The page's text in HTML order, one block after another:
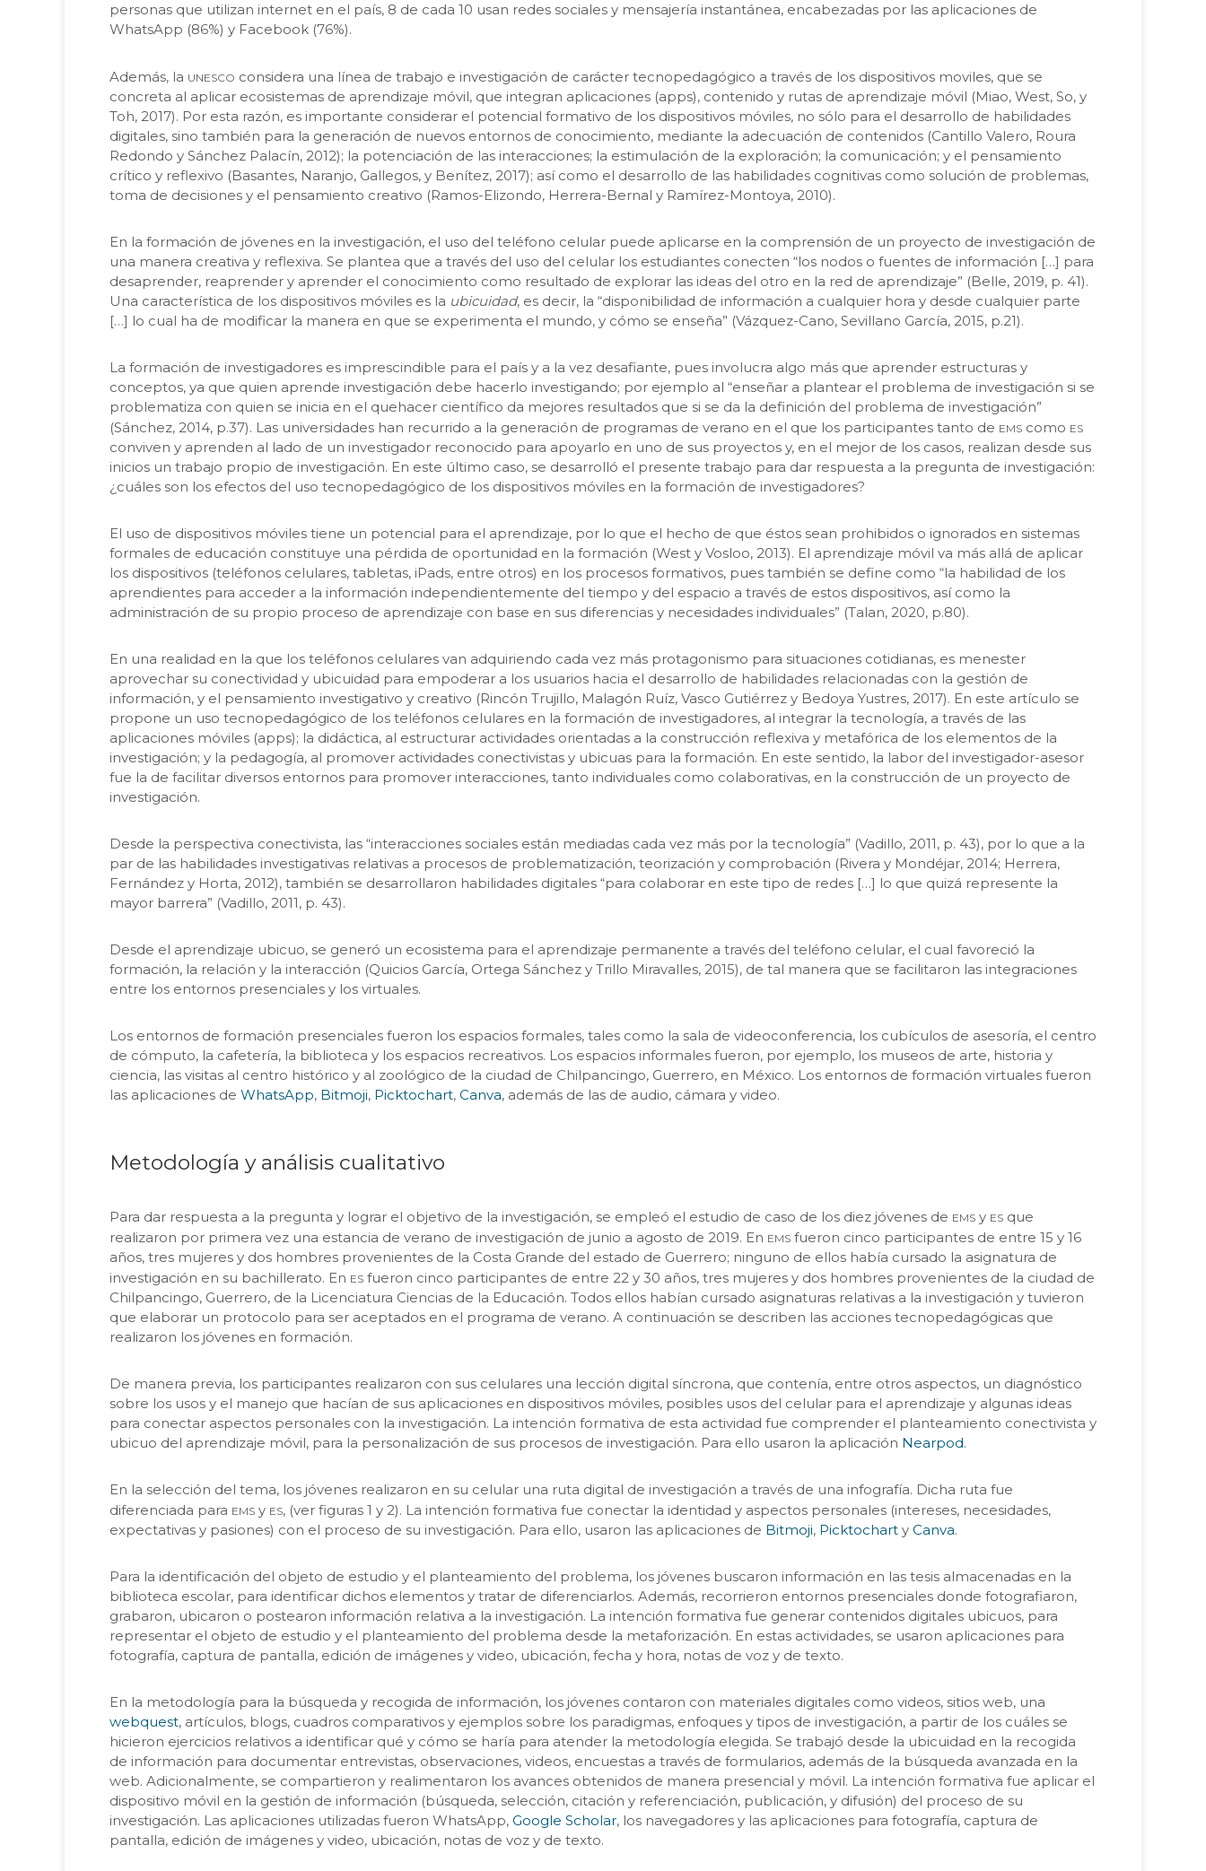
personas que utilizan internet en el país, 8 de cada 10 usan redes sociales y mensajería instantánea, encabezadas por las aplicaciones de
WhatsApp (86%) y Facebook (76%).
Además, la unesco considera una línea de trabajo e investigación de carácter tecnopedagógico a través de los dispositivos moviles, que se
concreta al aplicar ecosistemas de aprendizaje móvil, que integran aplicaciones (apps), contenido y rutas de aprendizaje móvil (Miao, West, So, y
Toh, 2017). Por esta razón, es importante considerar el potencial formativo de los dispositivos móviles, no sólo para el desarrollo de habilidades
digitales, sino también para la generación de nuevos entornos de conocimiento, mediante la adecuación de contenidos (Cantillo Valero, Roura
Redondo y Sánchez Palacín, 2012); la potenciación de las interacciones; la estimulación de la exploración; la comunicación; y el pensamiento
crítico y reflexivo (Basantes, Naranjo, Gallegos, y Benítez, 2017); así como el desarrollo de las habilidades cognitivas como solución de problemas,
toma de decisiones y el pensamiento creativo (Ramos-Elizondo, Herrera-Bernal y Ramírez-Montoya, 2010).
En la formación de jóvenes en la investigación, el uso del teléfono celular puede aplicarse en la comprensión de un proyecto de investigación de
una manera creativa y reflexiva. Se plantea que a través del uso del celular los estudiantes conecten “los nodos o fuentes de información […] para
desaprender, reaprender y aprender el conocimiento como resultado de explorar las ideas del otro en la red de aprendizaje” (Belle, 2019, p. 41).
Una característica de los dispositivos móviles es la ubicuidad, es decir, la “disponibilidad de información a cualquier hora y desde cualquier parte
[…] lo cual ha de modificar la manera en que se experimenta el mundo, y cómo se enseña” (Vázquez-Cano, Sevillano García, 2015, p.21).
La formación de investigadores es imprescindible para el país y a la vez desafiante, pues involucra algo más que aprender estructuras y
conceptos, ya que quien aprende investigación debe hacerlo investigando; por ejemplo al “enseñar a plantear el problema de investigación si se
problematiza con quien se inicia en el quehacer científico da mejores resultados que si se da la definición del problema de investigación”
(Sánchez, 2014, p.37). Las universidades han recurrido a la generación de programas de verano en el que los participantes tanto de ems como es
conviven y aprenden al lado de un investigador reconocido para apoyarlo en uno de sus proyectos y, en el mejor de los casos, realizan desde sus
inicios un trabajo propio de investigación. En este último caso, se desarrolló el presente trabajo para dar respuesta a la pregunta de investigación:
¿cuáles son los efectos del uso tecnopedagógico de los dispositivos móviles en la formación de investigadores?
El uso de dispositivos móviles tiene un potencial para el aprendizaje, por lo que el hecho de que éstos sean prohibidos o ignorados en sistemas
formales de educación constituye una pérdida de oportunidad en la formación (West y Vosloo, 2013). El aprendizaje móvil va más allá de aplicar
los dispositivos (teléfonos celulares, tabletas, iPads, entre otros) en los procesos formativos, pues también se define como “la habilidad de los
aprendientes para acceder a la información independientemente del tiempo y del espacio a través de estos dispositivos, así como la
administración de su propio proceso de aprendizaje con base en sus diferencias y necesidades individuales” (Talan, 2020, p.80).
En una realidad en la que los teléfonos celulares van adquiriendo cada vez más protagonismo para situaciones cotidianas, es menester
aprovechar su conectividad y ubicuidad para empoderar a los usuarios hacia el desarrollo de habilidades relacionadas con la gestión de
información, y el pensamiento investigativo y creativo (Rincón Trujillo, Malagón Ruíz, Vasco Gutiérrez y Bedoya Yustres, 2017). En este artículo se
propone un uso tecnopedagógico de los teléfonos celulares en la formación de investigadores, al integrar la tecnología, a través de las
aplicaciones móviles (apps); la didáctica, al estructurar actividades orientadas a la construcción reflexiva y metafórica de los elementos de la
investigación; y la pedagogía, al promover actividades conectivistas y ubicuas para la formación. En este sentido, la labor del investigador-asesor
fue la de facilitar diversos entornos para promover interacciones, tanto individuales como colaborativas, en la construcción de un proyecto de
investigación.
Desde la perspectiva conectivista, las “interacciones sociales están mediadas cada vez más por la tecnología” (Vadillo, 2011, p. 43), por lo que a la
par de las habilidades investigativas relativas a procesos de problematización, teorización y comprobación (Rivera y Mondéjar, 2014; Herrera,
Fernández y Horta, 2012), también se desarrollaron habilidades digitales “para colaborar en este tipo de redes […] lo que quizá represente la
mayor barrera” (Vadillo, 2011, p. 43).
Desde el aprendizaje ubicuo, se generó un ecosistema para el aprendizaje permanente a través del teléfono celular, el cual favoreció la
formación, la relación y la interacción (Quicios García, Ortega Sánchez y Trillo Miravalles, 2015), de tal manera que se facilitaron las integraciones
entre los entornos presenciales y los virtuales.
Los entornos de formación presenciales fueron los espacios formales, tales como la sala de videoconferencia, los cubículos de asesoría, el centro
de cómputo, la cafetería, la biblioteca y los espacios recreativos. Los espacios informales fueron, por ejemplo, los museos de arte, historia y
ciencia, las visitas al centro histórico y al zoológico de la ciudad de Chilpancingo, Guerrero, en México. Los entornos de formación virtuales fueron
las aplicaciones de WhatsApp, Bitmoji, Picktochart, Canva, además de las de audio, cámara y video.
Metodología y análisis cualitativo
Para dar respuesta a la pregunta y lograr el objetivo de la investigación, se empleó el estudio de caso de los diez jóvenes de ems y es que
realizaron por primera vez una estancia de verano de investigación de junio a agosto de 2019. En ems fueron cinco participantes de entre 15 y 16
años, tres mujeres y dos hombres provenientes de la Costa Grande del estado de Guerrero; ninguno de ellos había cursado la asignatura de
investigación en su bachillerato. En es fueron cinco participantes de entre 22 y 30 años, tres mujeres y dos hombres provenientes de la ciudad de
Chilpancingo, Guerrero, de la Licenciatura Ciencias de la Educación. Todos ellos habían cursado asignaturas relativas a la investigación y tuvieron
que elaborar un protocolo para ser aceptados en el programa de verano. A continuación se describen las acciones tecnopedagógicas que
realizaron los jóvenes en formación.
De manera previa, los participantes realizaron con sus celulares una lección digital síncrona, que contenía, entre otros aspectos, un diagnóstico
sobre los usos y el manejo que hacían de sus aplicaciones en dispositivos móviles, posibles usos del celular para el aprendizaje y algunas ideas
para conectar aspectos personales con la investigación. La intención formativa de esta actividad fue comprender el planteamiento conectivista y
ubicuo del aprendizaje móvil, para la personalización de sus procesos de investigación. Para ello usaron la aplicación Nearpod.
En la selección del tema, los jóvenes realizaron en su celular una ruta digital de investigación a través de una infografía. Dicha ruta fue
diferenciada para ems y es, (ver figuras 1 y 2). La intención formativa fue conectar la identidad y aspectos personales (intereses, necesidades,
expectativas y pasiones) con el proceso de su investigación. Para ello, usaron las aplicaciones de Bitmoji, Picktochart y Canva.
Para la identificación del objeto de estudio y el planteamiento del problema, los jóvenes buscaron información en las tesis almacenadas en la
biblioteca escolar, para identificar dichos elementos y tratar de diferenciarlos. Además, recorrieron entornos presenciales donde fotografiaron,
grabaron, ubicaron o postearon información relativa a la investigación. La intención formativa fue generar contenidos digitales ubicuos, para
representar el objeto de estudio y el planteamiento del problema desde la metaforización. En estas actividades, se usaron aplicaciones para
fotografía, captura de pantalla, edición de imágenes y video, ubicación, fecha y hora, notas de voz y de texto.
En la metodología para la búsqueda y recogida de información, los jóvenes contaron con materiales digitales como videos, sitios web, una
webquest, artículos, blogs, cuadros comparativos y ejemplos sobre los paradigmas, enfoques y tipos de investigación, a partir de los cuáles se
hicieron ejercicios relativos a identificar qué y cómo se haría para atender la metodología elegida. Se trabajó desde la ubicuidad en la recogida
de información para documentar entrevistas, observaciones, videos, encuestas a través de formularios, además de la búsqueda avanzada en la
web. Adicionalmente, se compartieron y realimentaron los avances obtenidos de manera presencial y móvil. La intención formativa fue aplicar el
dispositivo móvil en la gestión de información (búsqueda, selección, citación y referenciación, publicación, y difusión) del proceso de su
investigación. Las aplicaciones utilizadas fueron WhatsApp, Google Scholar, los navegadores y las aplicaciones para fotografía, captura de
pantalla, edición de imágenes y video, ubicación, notas de voz y de texto.